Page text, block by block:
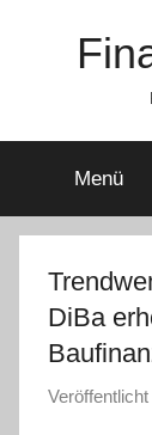
Menü
DiBa